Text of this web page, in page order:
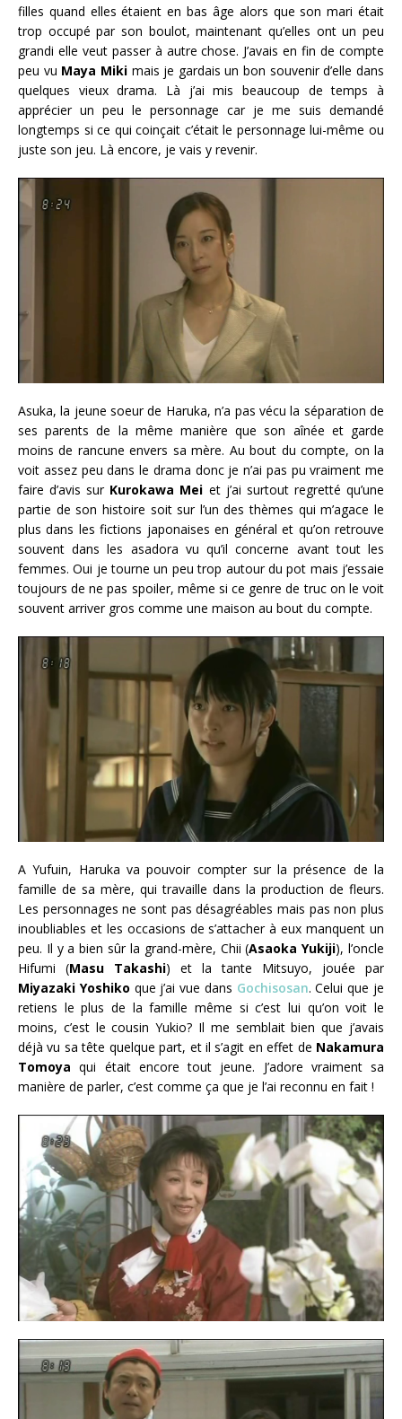
filles quand elles étaient en bas âge alors que son mari était
trop occupé par son boulot, maintenant qu’elles ont un peu
grandi elle veut passer à autre chose. J’avais en fin de compte
peu vu Maya Mikimais je gardais un bon souvenir d’elle dans
quelques vieux drama. Là j’ai mis beaucoup de temps à
apprécier un peu le personnage car je me suis demandé
longtemps si ce qui coinçait c’était le personnage lui-même ou
juste son jeu. Là encore, je vais y revenir.
Asuka, la jeune soeur de Haruka, n’a pas vécu la séparation de
ses parents de la même manière que son aînée et garde
moins de rancune envers sa mère. Au bout du compte, on la
voit assez peu dans le drama donc je n’ai pas pu vraiment me
faire d’avis sur Kurokawa Mei et j’ai surtout regretté qu’une
partie de son histoire soit sur l’un des thèmes qui m’agace le
plus dans les fictions japonaises en général et qu’on retrouve
souvent dans les asadora vu qu’il concerne avant tout les
femmes. Oui je tourne un peu trop autour du pot mais j’essaie
toujours de ne pas spoiler, même si ce genre de truc on le voit
souvent arriver gros comme une maison au bout du compte.
A Yufuin, Haruka va pouvoir compter sur la présence de la
famille de sa mère, qui travaille dans la production de fleurs.
Les personnages ne sont pas désagréables mais pas non plus
inoubliables et les occasions de s’attacher à eux manquent un
peu. Il y a bien sûr la grand-mère, Chii (Asaoka Yukiji), l’oncle
Hifumi (Masu Takashi) et la tante Mitsuyo, jouée par
Miyazaki Yoshiko que j’ai vue dans Gochisosan. Celui que je
retiens le plus de la famille même si c’est lui qu’on voit le
moins, c’est le cousin Yukio? Il me semblait bien que j’avais
déjà vu sa tête quelque part, et il s’agit en effet de Nakamura
Tomoya qui était encore tout jeune. J’adore vraiment sa
manière de parler, c’est comme ça que je l’ai reconnu en fait !